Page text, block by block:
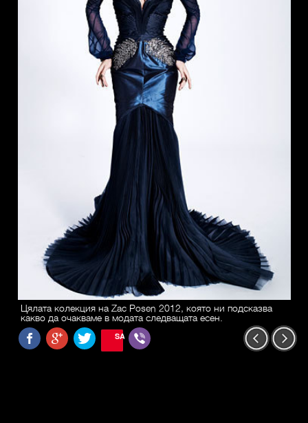
Цялата колекция на Zac Posen 2012, която ни подсказва
какво да очакваме в модата следващата есен.
SAVE